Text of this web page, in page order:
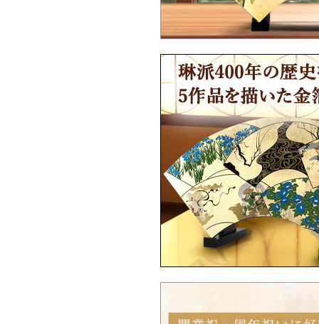
Ｑ：海外配送は対応していますか？
Ｑ：海外配送はどうやって注文したらい
ですか？
Ｑ：英文の取扱説明書はありますか？